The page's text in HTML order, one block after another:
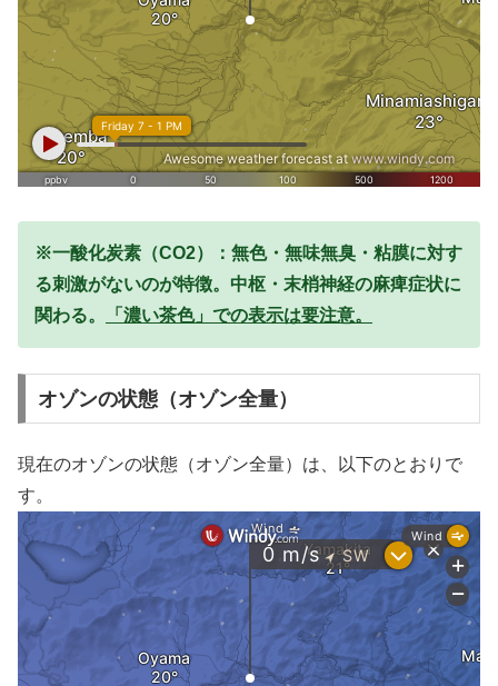
※一酸化炭素（CO2）：無色・無味無臭・粘膜に対す
る刺激がないのが特徴。中枢・末梢神経の麻痺症状に
関わる。
「濃い茶色」での表示は要注意。
オゾンの状態（オゾン全量）
現在のオゾンの状態（オゾン全量）は、以下のとおりで
す。